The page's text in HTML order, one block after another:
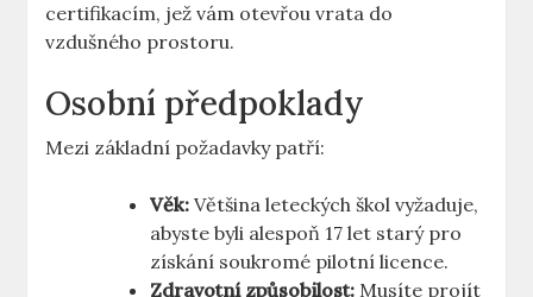
‌certifikacím, jež vám otevřou vrata do
vzdušného prostoru.
Osobní předpoklady
Mezi základní požadavky patří:
Věk: Většina leteckých ‌škol vyžaduje,
‌abyste byli alespoň 17 let starý pro
získání soukromé pilotní licence.
Zdravotní způsobilost: Musíte projít